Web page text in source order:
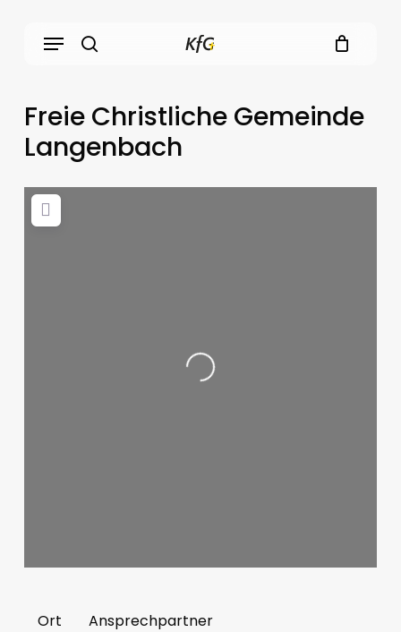
Menu
Freie Christliche Gemeinde
Langenbach
Loading...
Ort Ansprechpartner